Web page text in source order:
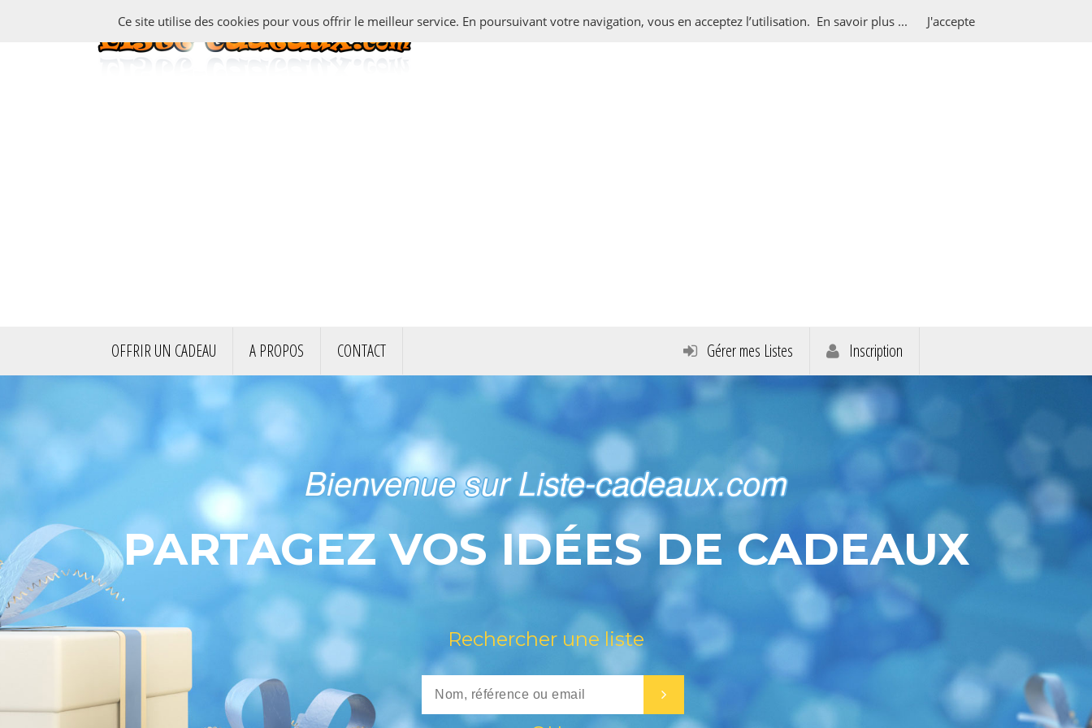
OFFRIR UN CADEAU A PROPOS CONTACT Gérer mes Listes Inscription
Bienvenue sur Liste-cadeaux.com
PARTAGEZ VOS IDÉES DE CADEAUX
Rechercher une liste
Ce site utilise des cookies pour vous offrir le meilleur service. En poursuivant votre navigation, vous en acceptez l’utilisation. En savoir plus ... J'accepte